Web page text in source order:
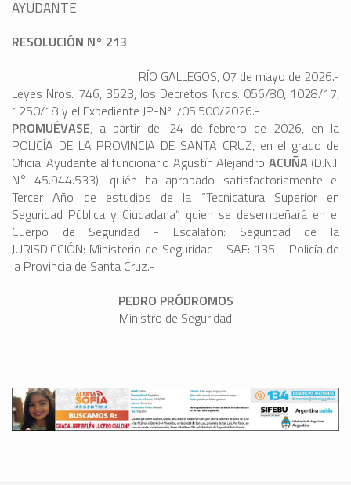
AYUDANTE
RESOLUCIÓN N° 213
RÍO GALLEGOS, 07 de mayo de 2026.-
Leyes Nros. 746, 3523, los Decretos Nros. 056/80, 1028/17,
1250/18 y el Expediente JP-Nº 705.500/2026.-
PROMUÉVASE, a partir del 24 de febrero de 2026, en la
POLICÍA DE LA PROVINCIA DE SANTA CRUZ, en el grado de
Oficial Ayudante al funcionario Agustín Alejandro ACUÑA(D.N.I.
N° 45.944.533), quién ha aprobado satisfactoriamente el
Tercer Año de estudios de la “Tecnicatura Superior en
Seguridad Pública y Ciudadana”, quien se desempeñará en el
Cuerpo de Seguridad - Escalafón: Seguridad de la
JURISDICCIÓN: Ministerio de Seguridad - SAF: 135 - Policía de
la Provincia de Santa Cruz.-
PEDRO PRÓDROMOS
Ministro de Seguridad